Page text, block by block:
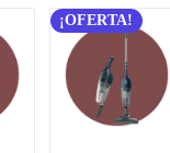
¡OFERTA!